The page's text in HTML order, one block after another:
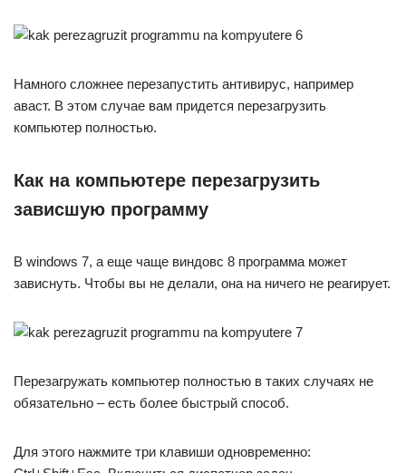
Намного сложнее перезапустить антивирус, например
аваст. В этом случае вам придется перезагрузить
компьютер полностью.
Как на компьютере перезагрузить
зависшую программу
В windows 7, а еще чаще виндовс 8 программа может
зависнуть. Чтобы вы не делали, она на ничего не реагирует.
Перезагружать компьютер полностью в таких случаях не
обязательно – есть более быстрый способ.
Для этого нажмите три клавиши одновременно: